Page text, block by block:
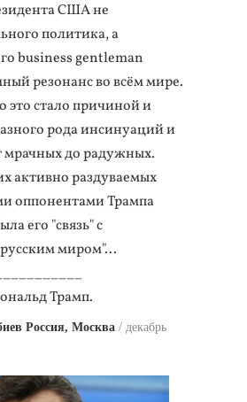
США не
политика, а
business gentleman
резонанс во всём мире.
стало причиной и
рода инсинуаций и
мрачных до радужных.
активно раздуваемых
оппонентами Трампа
его "связь" с
миром"...
Трамп.
Россия, Москва
декабрь